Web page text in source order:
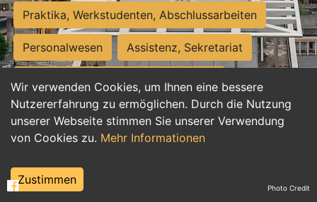
Wir verwenden Cookies, um Ihnen eine bessere
Nutzererfahrung zu ermöglichen. Durch die Nutzung
unserer Webseite stimmen Sie unserer Verwendung
von Cookies zu. Mehr Informationen
Zustimmen
Praktika, Werkstudenten, Abschlussarbeiten
Personalwesen Assistenz, Sekretariat
Hilfskräfte, Aushilfs- und Nebenjobs
Einkauf, Logistik, Materialwirtschaft
Weiterbildung, Studium, duale Ausbildung
Tourismus
Photo Credit